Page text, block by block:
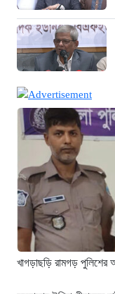
খাগড়াছড়ি রামগড় পুলিশের